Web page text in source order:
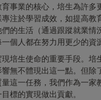
事業的核心，培生為許
注於學習成效，如提高
的生活（通過跟蹤就業
個人都在努力用更少的資
培生使命的重要手段。
無不體現出這一點。但
這一任務，我們作為一
標的實現做出貢獻。